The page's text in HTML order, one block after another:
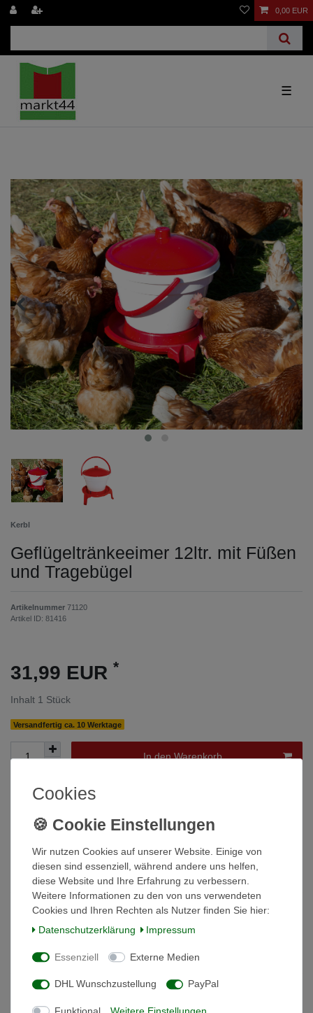
0,00 EUR
☰
Kerbl
Geflügeltränkeeimer 12ltr. mit Füßen
und Tragebügel
Artikelnummer 71120
Artikel ID: 81416
31,99 EUR *
Inhalt 1 Stück
Versandfertig ca. 10 Werktage
In den Warenkorb
Wunschliste
Beschreibung
Technische Daten
Weitere Details
Cookies
Wir nutzen Cookies auf unserer Website. Einige von
diesen sind essenziell, während andere uns helfen,
diese Website und Ihre Erfahrung zu verbessern.
Weitere Informationen zu den von uns verwendeten
Cookies und Ihren Rechten als Nutzer finden Sie hier:
Daten­schutz­erklärung
Impressum
Essenziell Externe Medien
DHL Wunschzustellung PayPal
Funktional Weitere Einstellungen